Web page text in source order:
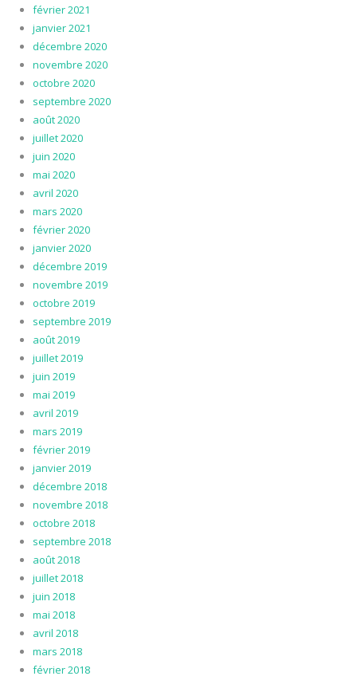
février 2021
janvier 2021
décembre 2020
novembre 2020
octobre 2020
septembre 2020
août 2020
juillet 2020
juin 2020
mai 2020
avril 2020
mars 2020
février 2020
janvier 2020
décembre 2019
novembre 2019
octobre 2019
septembre 2019
août 2019
juillet 2019
juin 2019
mai 2019
avril 2019
mars 2019
février 2019
janvier 2019
décembre 2018
novembre 2018
octobre 2018
septembre 2018
août 2018
juillet 2018
juin 2018
mai 2018
avril 2018
mars 2018
février 2018